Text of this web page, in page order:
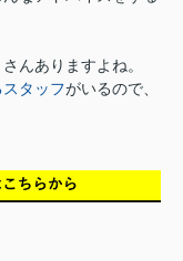
んありますよね。
タッフがいるので、